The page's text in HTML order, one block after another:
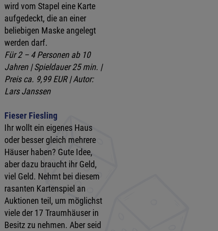
wird vom Stapel eine Karte
aufgedeckt, die an einer
beliebigen Maske angelegt
werden darf.
Für 2 – 4 Personen ab 10
Jahren | Spieldauer 25 min. |
Preis ca. 9,99 EUR | Autor:
Lars Janssen
Fieser Fiesling
Ihr wollt ein eigenes Haus
oder besser gleich mehrere
Häuser haben? Gute Idee,
aber dazu braucht ihr Geld,
viel Geld. Nehmt bei diesem
rasanten Kartenspiel an
Auktionen teil, um möglichst
viele der 17 Traumhäuser in
Besitz zu nehmen. Aber seid